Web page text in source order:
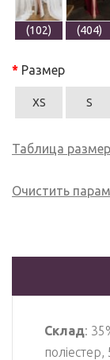
(102) (404)
Размер
XS S
Таблица
Очистить
Склад:
поліестер,